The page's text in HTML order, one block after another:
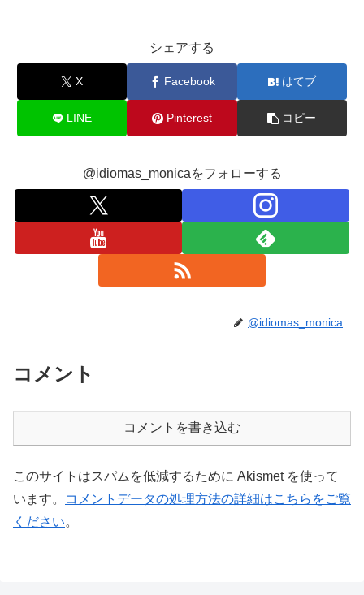
シェアする
X Facebook はてブ
LINE Pinterest コピー
@idiomas_monicaをフォローする
@idiomas_monica
コメント
コメントを書き込む
このサイトはスパムを低減するために Akismet を使って
います。
コメントデータの処理方法の詳細はこちらをご覧
ください。